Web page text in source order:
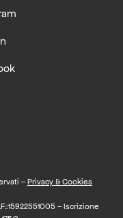
– Privacy & Cookies
– Iscrizione